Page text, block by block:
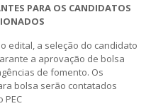
PARA OS CANDIDATOS
edital, a seleção do candidato
a aprovação de bolsa
de fomento. Os
bolsa serão contatados
PEC